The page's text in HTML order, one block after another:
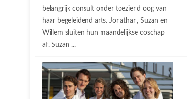
belangrijk consult onder toeziend oog van
haar begeleidend arts. Jonathan, Suzan en
Willem sluiten hun maandelijkse coschap
af. Suzan ...